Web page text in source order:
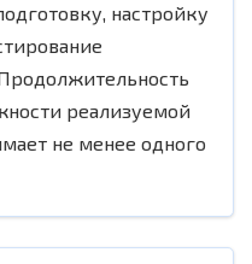
настройку
реализуемой
не менее одного